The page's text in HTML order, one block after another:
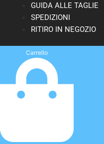
GUIDA ALLE TAGLIE
SPEDIZIONI
RITIRO IN NEGOZIO
Carrello